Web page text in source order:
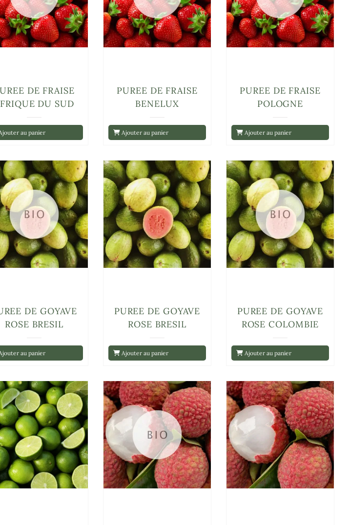
au panier
DE FRAISE
DU SUD
Ajouter au panier
PUREE DE FRAISE
BENELUX
Ajouter au panier
PUREE DE FRAISE
POLOGNE
au panier
DE GOYAVE
ROSE BRESIL
Ajouter au panier
PUREE DE GOYAVE
ROSE BRESIL
Ajouter au panier
PUREE DE GOYAVE
ROSE COLOMBIE